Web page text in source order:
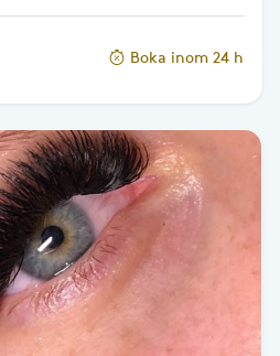
Boka inom 24 h